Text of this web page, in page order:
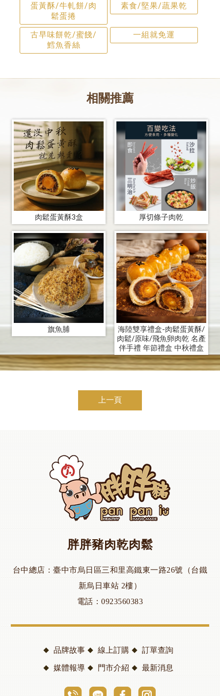
蛋黃酥/牛軋餅/肉
鬆蛋捲
素食/堅果/蔬果乾
古早味餅乾/蜜餞/
鱈魚香絲
一組就免運
肉鬆蛋黃酥3盒 厚切條子肉乾
旗魚脯
海陸雙享禮盒-肉鬆蛋黃酥/
肉鬆/原味/飛魚卵肉乾 名產
伴手禮 年節禮盒 中秋禮盒
上一頁
胖胖豬肉乾肉鬆
台中總店
臺中市烏日區三和里高鐵東一路26號（台鐵
新烏日車站 2樓）
電話
0923560383
品牌故事 線上訂購 訂單查詢
媒體報導 門市介紹 最新消息